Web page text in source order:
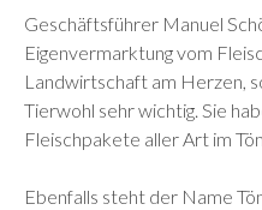
Geschäftsführer Manuel
Eigenvermarktung vom
Landwirtschaft am Herzen,
Tierwohl sehr wichtig. Sie
Fleischpakete aller Art im
Ebenfalls steht der Name